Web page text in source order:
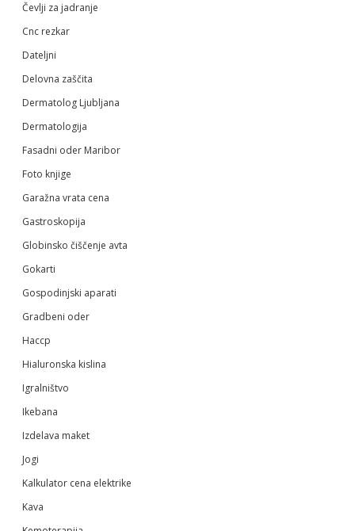
Čevlji za jadranje
Cnc rezkar
Dateljni
Delovna zaščita
Dermatolog Ljubljana
Dermatologija
Fasadni oder Maribor
Foto knjige
Garažna vrata cena
Gastroskopija
Globinsko čiščenje avta
Gokarti
Gospodinjski aparati
Gradbeni oder
Haccp
Hialuronska kislina
Igralništvo
Ikebana
Izdelava maket
Jogi
Kalkulator cena elektrike
Kava